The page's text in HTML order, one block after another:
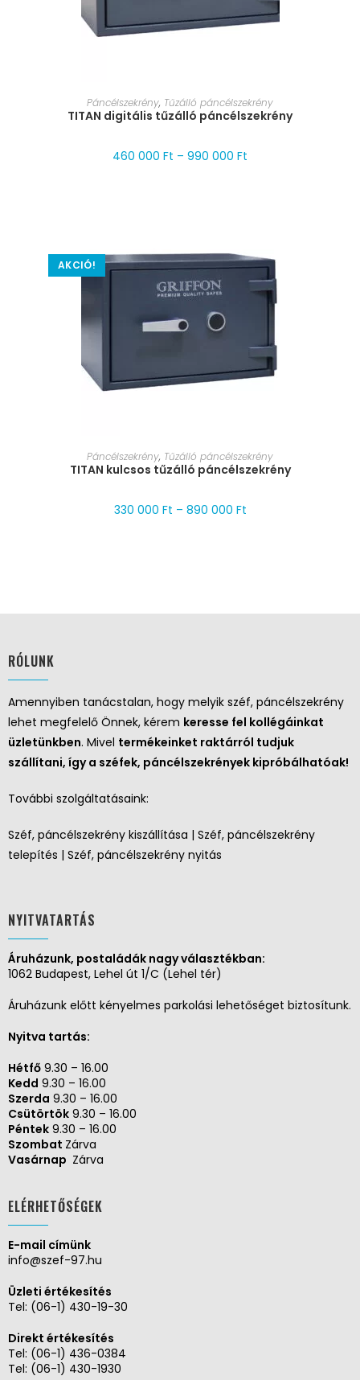
MÉRET VÁLASZTÁSA
Páncélszekrény, Tűzálló páncélszekrény
TITAN digitális tűzálló páncélszekrény
460 000 Ft – 990 000 Ft
AKCIÓ!
MÉRET VÁLASZTÁSA
Páncélszekrény, Tűzálló páncélszekrény
TITAN kulcsos tűzálló páncélszekrény
330 000 Ft – 890 000 Ft
RÓLUNK
Amennyiben tanácstalan, hogy melyik széf, páncélszekrény
lehet megfelelő Önnek, kérem keresse fel kollégáinkat
üzletünkben. Mivel termékeinket raktárról tudjuk
szállítani, így a széfek, páncélszekrények kipróbálhatóak!
További szolgáltatásaink:
Széf, páncélszekrény kiszállítása | Széf, páncélszekrény
telepítés | Széf, páncélszekrény nyitás
NYITVATARTÁS
Áruházunk, postaládák nagy választékban:
1062 Budapest, Lehel út 1/C (Lehel tér)
Áruházunk előtt kényelmes parkolási lehetőséget biztosítunk.
Nyitva tartás:
Hétfő 9.30 – 16.00
Kedd 9.30 – 16.00
Szerda 9.30 – 16.00
Csütörtök 9.30 – 16.00
Péntek 9.30 – 16.00
Szombat Zárva
Vasárnap Zárva
ELÉRHETŐSÉGEK
E-mail címünk
info@szef-97.hu
Üzleti értékesítés
Tel: (06-1) 430-19-30
Direkt értékesítés
Tel: (06-1) 436-0384
Tel: (06-1) 430-1930